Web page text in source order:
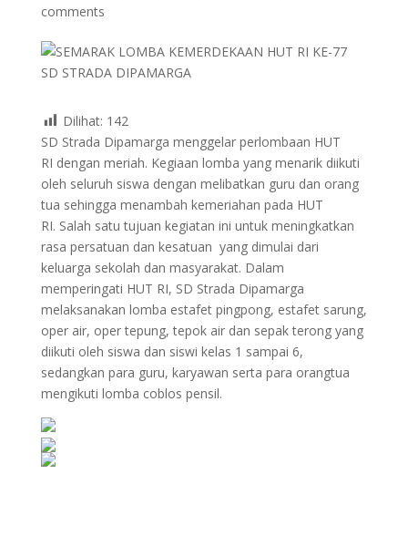
comments
Dilihat: 142
SD Strada Dipamarga menggelar perlombaan HUT
RI dengan meriah. Kegiaan lomba yang menarik diikuti
oleh seluruh siswa dengan melibatkan guru dan orang
tua sehingga menambah kemeriahan pada HUT
RI. Salah satu tujuan kegiatan ini untuk meningkatkan
rasa persatuan dan kesatuan yang dimulai dari
keluarga sekolah dan masyarakat. Dalam
memperingati HUT RI, SD Strada Dipamarga
melaksanakan lomba estafet pingpong, estafet sarung,
oper air, oper tepung, tepok air dan sepak terong yang
diikuti oleh siswa dan siswi kelas 1 sampai 6,
sedangkan para guru, karyawan serta para orangtua
mengikuti lomba coblos pensil.